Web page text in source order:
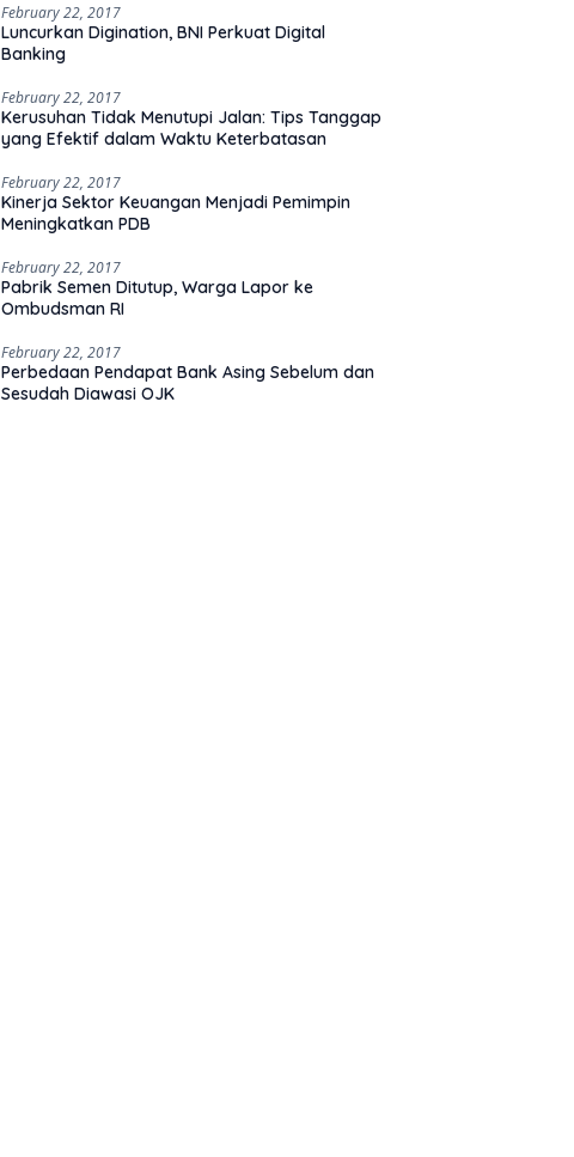
February 22, 2017
Luncurkan Digination, BNI Perkuat Digital
Banking
February 22, 2017
Kerusuhan Tidak Menutupi Jalan: Tips Tanggap
yang Efektif dalam Waktu Keterbatasan
February 22, 2017
Kinerja Sektor Keuangan Menjadi Pemimpin
Meningkatkan PDB
February 22, 2017
Pabrik Semen Ditutup, Warga Lapor ke
Ombudsman RI
February 22, 2017
Perbedaan Pendapat Bank Asing Sebelum dan
Sesudah Diawasi OJK